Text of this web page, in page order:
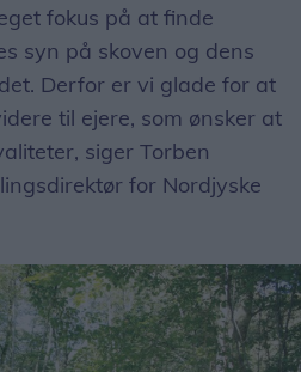
fokus på at finde
syn på skoven og dens
Derfor er vi glade for at
til ejere, som ønsker at
siger Torben
for Nordjyske